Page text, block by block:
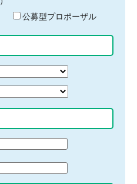
公募型プロポーザル